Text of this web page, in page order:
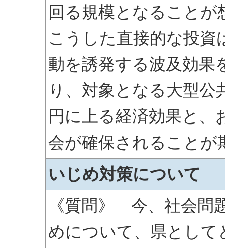
回る規模となることが
こうした直接的な投資
動を誘発する波及効果
り、対象となる大型公
円に上る経済効果と、
会が確保されることが
いじめ対策について
《質問》 今、社会問
めについて、県とし